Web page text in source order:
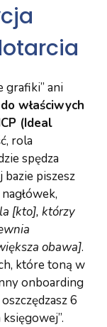
grafiki” ani
właściwych
(Ideal
rola
spędza
bazie piszesz
[kto], którzy
obawa].
które toną w
onboarding
6